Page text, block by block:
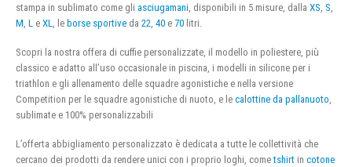
stampa in sublimato come gli asciugamani , disponibili in 5 misure, dalla XS S
M L e XL , le borse sportive da 22 40 e 70 litri.
Scopri la nostra offera di cuffie personalizzate, il modello in poliestere, più
classico e adatto all’uso occasionale in piscina, i modelli in silicone per i
triathlon e gli allenamento delle squadre agonistiche e nella versione
Competition per le squadre agonistiche di nuoto, e le calottine da pallanuoto,
sublimate e 100% personalizzabili
L’offerta abbigliamento personalizzato è dedicata a tutte le collettività che
cercano dei prodotti da rendere unici con i proprio loghi, cometshirt in cotone